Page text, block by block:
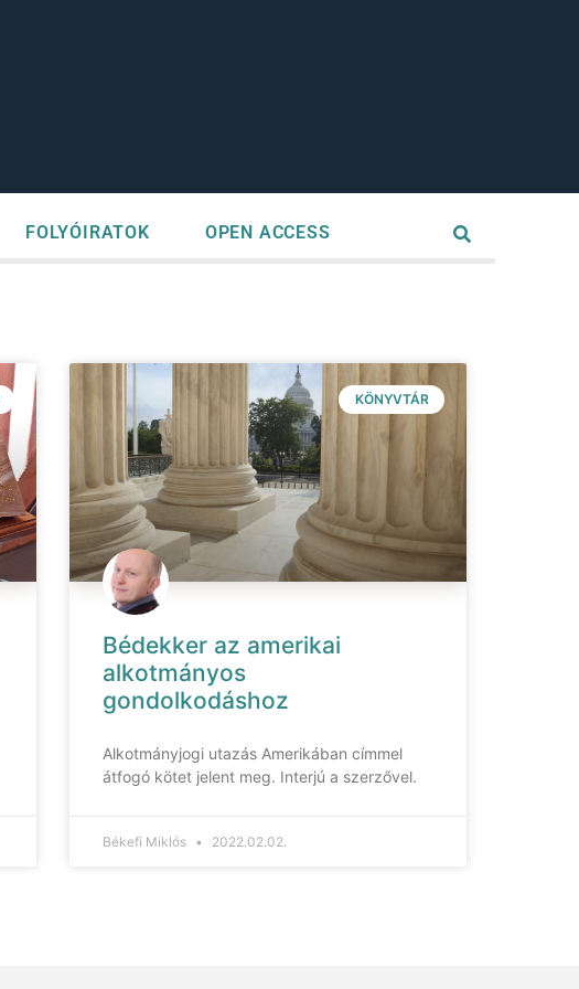
FOLYÓIRATOK OPEN ACCESS
KÖNYVTÁR
Bédekker az amerikai
alkotmányos
gondolkodáshoz
Alkotmányjogi utazás Amerikában címmel
átfogó kötet jelent meg. Interjú a szerzővel.
Békefi Miklós 2022.02.02.